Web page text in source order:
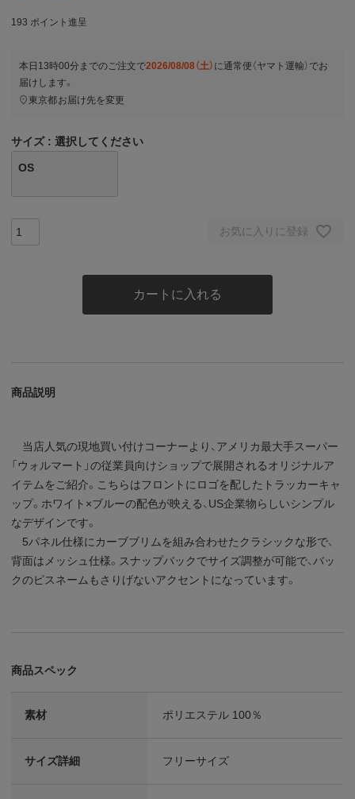
193 ポイント進呈
本日 13時00分 までのご注文で2026/08/08（土） に通常便（ヤマト運輸） でお
届けします。
東京都お届け先を変更
サイズ 選択してください
OS
お気に入りに登録
カートに入れる
商品説明
当店人気の現地買い付けコーナーより、アメリカ最大手スーパー
「ウォルマート」の従業員向けショップで展開されるオリジナルア
イテムをご紹介。こちらはフロントにロゴを配したトラッカーキャ
ップ。ホワイト×ブルーの配色が映える、US企業物らしいシンプル
なデザインです。
5パネル仕様にカーブブリムを組み合わせたクラシックな形で、
背面はメッシュ仕様。スナップバックでサイズ調整が可能で、バッ
クのピスネームもさりげないアクセントになっています。
商品スペック
素材 ポリエステル 100％
サイズ詳細 フリーサイズ